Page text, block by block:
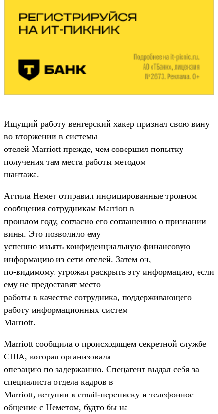
Ищущий работу венгерский хакер признал свою вину
во вторжении в системы
отелей Marriott прежде, чем совершил попытку
получения там места работы методом
шантажа.
Аттила Немет отправил инфицированные трояном
сообщения сотрудникам Marriott в
прошлом году, согласно его соглашению о признании
вины. Это позволило ему
успешно изъять конфиденциальную финансовую
информацию из сети отелей. Затем он,
по-видимому, угрожал раскрыть эту информацию, если
ему не предоставят место
работы в качестве сотрудника, поддерживающего
работу информационных систем
Marriott.
Marriott сообщила о происходящем секретной службе
США, которая организовала
операцию по задержанию. Спецагент выдал себя за
специалиста отдела кадров в
Marriott, вступив в email-переписку и телефонное
общение с Неметом, будто бы на